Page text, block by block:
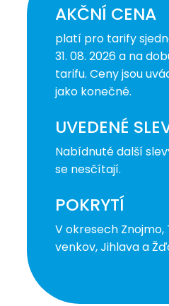
AKČNÍ CENA
platí pro tarify
31. 08. 2026 a na
tarifu. Ceny jsou
jako konečné.
UVEDENÉ
Nabídnuté další
se nesčítají.
POKRYTÍ
V okresech
venkov, Jihlava a